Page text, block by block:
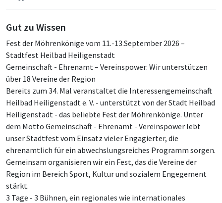
Gut zu Wissen
Fest der Möhrenkönige vom 11.-13.September 2026 –
Stadtfest Heilbad Heiligenstadt
Gemeinschaft - Ehrenamt – Vereinspower: Wir unterstützen
über 18 Vereine der Region
Bereits zum 34. Mal veranstaltet die Interessengemeinschaft
Heilbad Heiligenstadt e. V. - unterstützt von der Stadt Heilbad
Heiligenstadt - das beliebte Fest der Möhrenkönige. Unter
dem Motto Gemeinschaft - Ehrenamt - Vereinspower lebt
unser Stadtfest vom Einsatz vieler Engagierter, die
ehrenamtlich für ein abwechslungsreiches Programm sorgen.
Gemeinsam organisieren wir ein Fest, das die Vereine der
Region im Bereich Sport, Kultur und sozialem Engegement
stärkt.
3 Tage - 3 Bühnen, ein regionales wie internationales